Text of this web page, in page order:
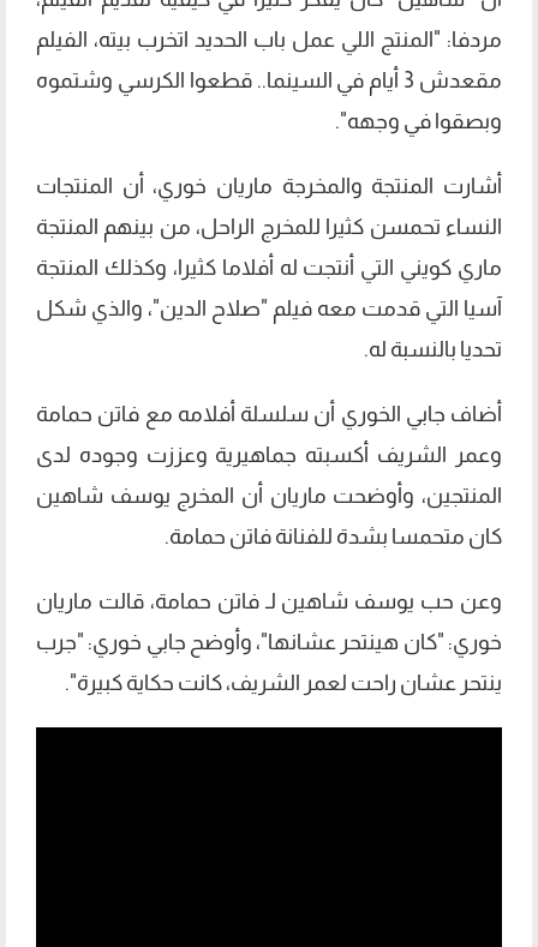
مردفا: "المنتج اللي عمل باب الحديد اتخرب بيته، الفيلم
مقعدش 3 أيام في السينما.. قطعوا الكرسي وشتموه
وبصقوا في وجهه".
أشارت المنتجة والمخرجة ماريان خوري، أن المنتجات
النساء تحمسن كثيرا للمخرج الراحل، من بينهم المنتجة
ماري كويني التي أنتجت له أفلاما كثيرا، وكذلك المنتجة
آسيا التي قدمت معه فيلم "صلاح الدين"، والذي شكل
تحديا بالنسبة له.
أضاف جابي الخوري أن سلسلة أفلامه مع فاتن حمامة
وعمر الشريف أكسبته جماهيرية وعززت وجوده لدى
المنتجين، وأوضحت ماريان أن المخرج يوسف شاهين
كان متحمسا بشدة للفنانة فاتن حمامة.
وعن حب يوسف شاهين لـ فاتن حمامة، قالت ماريان
خوري: "كان هينتحر عشانها"، وأوضح جابي خوري: "جرب
ينتحر عشان راحت لعمر الشريف، كانت حكاية كبيرة".